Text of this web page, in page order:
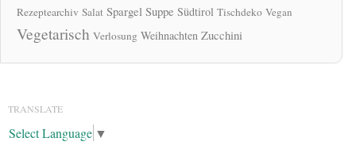
Rezeptearchiv Salat Spargel Suppe Südtirol Tischdeko Vegan
Vegetarisch Verlosung Weihnachten Zucchini
TRANSLATE
Select Language ▼